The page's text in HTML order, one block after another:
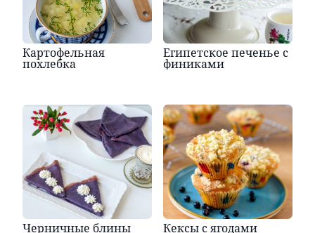
Картофельная
похлебка
Египетское печенье с
финиками
Черничные блины Кексы с ягодами